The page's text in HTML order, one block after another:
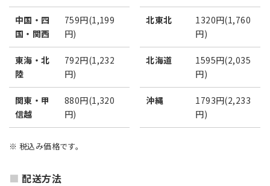
中国・四
国・関西
759円(1,199
円)
東海・北
陸
792円(1,232
円)
関東・甲
信越
880円(1,320
円)
北東北
1320円(1,760
円)
北海道
1595円(2,035
円)
沖縄
1793円(2,233
円)
※ 税込み価格です。
配送方法